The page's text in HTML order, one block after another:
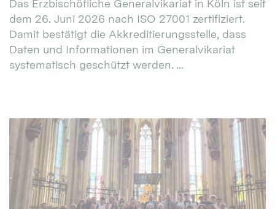
Das Erzbischöfliche Generalvikariat in Köln ist seit
dem 26. Juni 2026 nach ISO 27001 zertifiziert.
Damit bestätigt die Akkreditierungsstelle, dass
Daten und Informationen im Generalvikariat
systematisch geschützt werden. ...